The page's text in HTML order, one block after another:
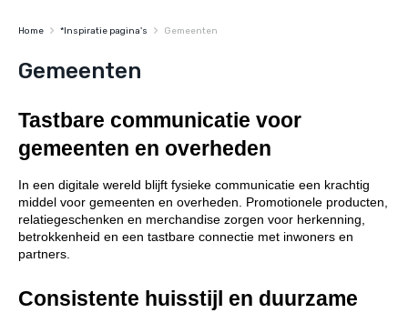
Anythings KERN assortiment
Anythings OVERIG assortiment
Nieuws
Home *Inspiratie pagina's Gemeenten
Gemeenten
Tastbare communicatie voor
gemeenten en overheden
In een digitale wereld blijft fysieke communicatie een krachtig
middel voor gemeenten en overheden. Promotionele producten,
relatiegeschenken en merchandise zorgen voor herkenning,
betrokkenheid en een tastbare connectie met inwoners en
partners.
Consistente huisstijl en duurzame